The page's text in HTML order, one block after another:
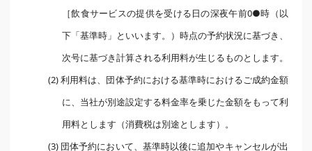
［飲食サービスの提供を受ける日の深夜午前0●時（以
下「基準時」といいます。）時点の予約状況に基づき、
次号に基づき計算される利用料が生じるものとします。
(2) 利用料は、団体予約における基準時におけるご成約金額
に、当社が別途設定する料金率を乗じた金額をもって利
用料とします（消費税は別途とします）。
(3) 団体予約において、基準時以後に追加やキャンセルが出